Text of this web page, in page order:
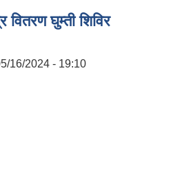
वितरण घुम्ती शिविर
16/2024 - 19:10